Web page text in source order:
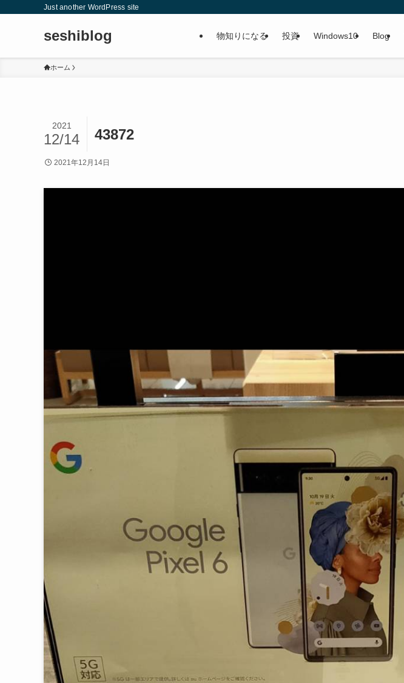
Just another WordPress site
seshiblog 物知りになる 投資 Windows10 Blog
ホーム
43872
2021
12/14
2021年12月14日